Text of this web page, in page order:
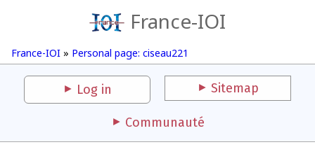
France-IOI
France-IOI » Personal page: ciseau221
Log in Sitemap
Communauté